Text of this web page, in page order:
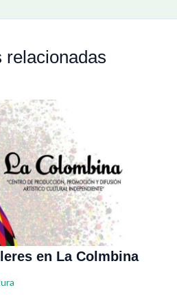
relacionadas
en La Colmbina